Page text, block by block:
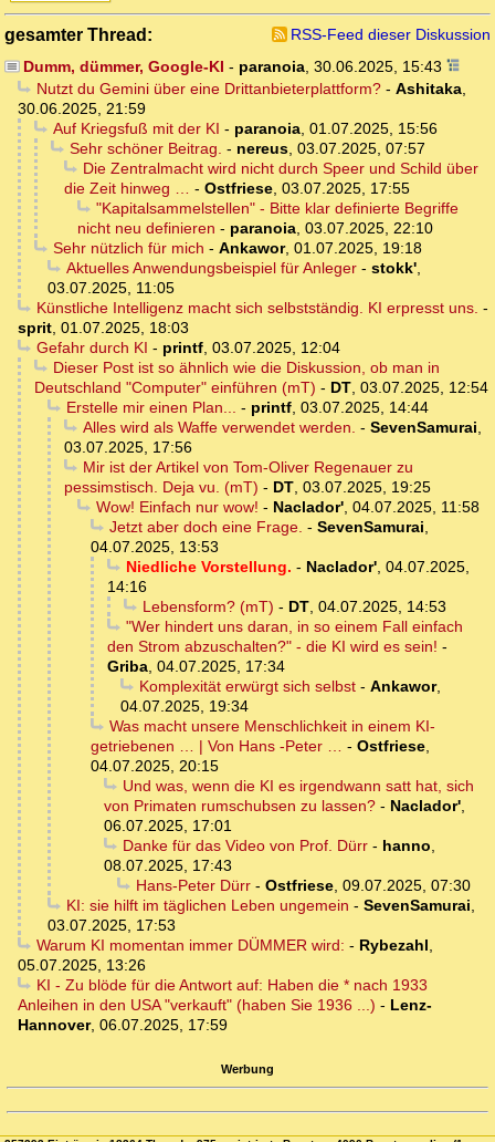
gesamter Thread:
RSS-Feed dieser Diskussion
Dumm, dümmer, Google-KI - paranoia, 30.06.2025, 15:43
Nutzt du Gemini über eine Drittanbieterplattform?- Ashitaka,
30.06.2025, 21:59
Auf Kriegsfuß mit der KI - paranoia, 01.07.2025, 15:56
Sehr schöner Beitrag. - nereus, 03.07.2025, 07:57
Die Zentralmacht wird nicht durch Speer und Schild über
die Zeit hinweg … - Ostfriese, 03.07.2025, 17:55
"Kapitalsammelstellen" - Bitte klar definierte Begriffe
nicht neu definieren - paranoia, 03.07.2025, 22:10
Sehr nützlich für mich - Ankawor, 01.07.2025, 19:18
Aktuelles Anwendungsbeispiel für Anleger- stokk',
03.07.2025, 11:05
Künstliche Intelligenz macht sich selbstständig. KI erpresst uns. -
sprit, 01.07.2025, 18:03
Gefahr durch KI - printf, 03.07.2025, 12:04
Dieser Post ist so ähnlich wie die Diskussion, ob man in
Deutschland "Computer" einführen (mT) - DT, 03.07.2025, 12:54
Erstelle mir einen Plan... - printf, 03.07.2025, 14:44
Alles wird als Waffe verwendet werden. - SevenSamurai,
03.07.2025, 17:56
Mir ist der Artikel von Tom-Oliver Regenauer zu
pessimstisch. Deja vu. (mT) - DT, 03.07.2025, 19:25
Wow! Einfach nur wow! - Naclador', 04.07.2025, 11:58
Jetzt aber doch eine Frage. - SevenSamurai,
04.07.2025, 13:53
Niedliche Vorstellung. - Naclador', 04.07.2025,
14:16
Lebensform? (mT) - DT, 04.07.2025, 14:53
"Wer hindert uns daran, in so einem Fall einfach
den Strom abzuschalten?" - die KI wird es sein! -
Griba, 04.07.2025, 17:34
Komplexität erwürgt sich selbst- Ankawor,
04.07.2025, 19:34
Was macht unsere Menschlichkeit in einem KI-
getriebenen … | Von Hans -Peter … - Ostfriese,
04.07.2025, 20:15
Und was, wenn die KI es irgendwann satt hat, sich
von Primaten rumschubsen zu lassen? - Naclador',
06.07.2025, 17:01
Danke für das Video von Prof. Dürr- hanno,
08.07.2025, 17:43
Hans-Peter Dürr- Ostfriese, 09.07.2025, 07:30
KI: sie hilft im täglichen Leben ungemein - SevenSamurai,
03.07.2025, 17:53
Warum KI momentan immer DÜMMER wird: - Rybezahl,
05.07.2025, 13:26
KI - Zu blöde für die Antwort auf: Haben die * nach 1933
Anleihen in den USA "verkauft" (haben Sie 1936 ...) - Lenz-
Hannover, 06.07.2025, 17:59
Werbung